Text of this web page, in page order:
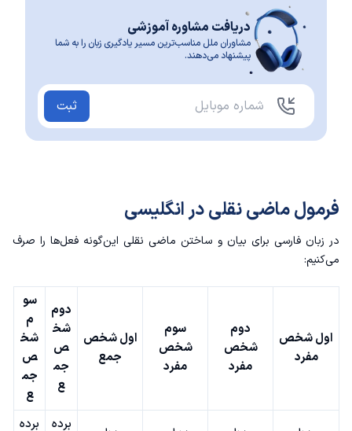
دریافت مشاوره آموزشی
مشاوران ملل مناسب‌ترین مسیر یادگیری زبان را به شما
پیشنهاد می‌دهند.
ثبت
فرمول ماضی نقلی در انگلیسی
در زبان فارسی برای بیان و ساختن ماضی نقلی این‌گونه فعل‌ها را صرف
می‌کنیم:
اول شخص
مفرد
دوم
شخص
مفرد
سوم
شخص
مفرد
اول شخص
جمع
دوم
شخ
ص
جم
ع
سو
م
شخ
ص
جم
ع
برده‌ برده‌